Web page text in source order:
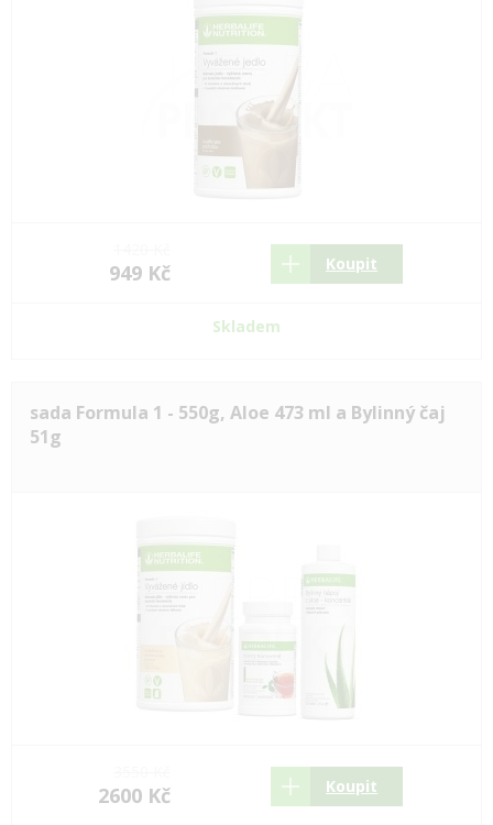
949 Kč Koupit
Skladem
sada Formula 1 - 550g, Aloe 473 ml a Bylinný čaj
51g
2600 Kč Koupit